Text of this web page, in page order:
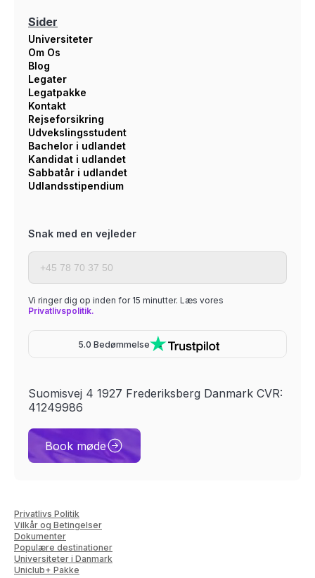
Sider
Universiteter
Om Os
Blog
Legater
Legatpakke
Kontakt
Rejseforsikring
Udvekslingsstudent
Bachelor i udlandet
Kandidat i udlandet
Sabbatår i udlandet
Udlandsstipendium
Snak med en vejleder
Vi ringer dig op inden for 15 minutter. Læs vores
Privatlivspolitik.
5.0 Bedømmelse
Suomisvej 4 1927 Frederiksberg Danmark CVR:
41249986
Book møde
Privatlivs Politik
Vilkår og Betingelser
Dokumenter
Populære destinationer
Universiteter i Danmark
Uniclub+ Pakke